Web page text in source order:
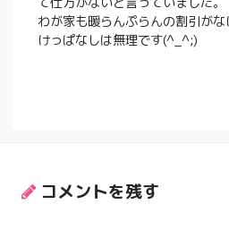
わが家も暖らんぷらんの割引が
けっぱなしは無理です(^_^;)
コメントを残す